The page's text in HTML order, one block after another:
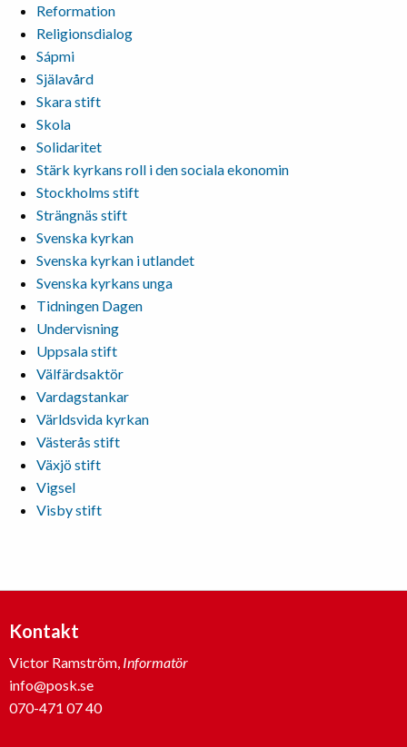
Reformation
Religionsdialog
Sápmi
Själavård
Skara stift
Skola
Solidaritet
Stärk kyrkans roll i den sociala ekonomin
Stockholms stift
Strängnäs stift
Svenska kyrkan
Svenska kyrkan i utlandet
Svenska kyrkans unga
Tidningen Dagen
Undervisning
Uppsala stift
Välfärdsaktör
Vardagstankar
Världsvida kyrkan
Västerås stift
Växjö stift
Vigsel
Visby stift
Kontakt
Victor Ramström, Informatör
info@posk.se
070-471 07 40